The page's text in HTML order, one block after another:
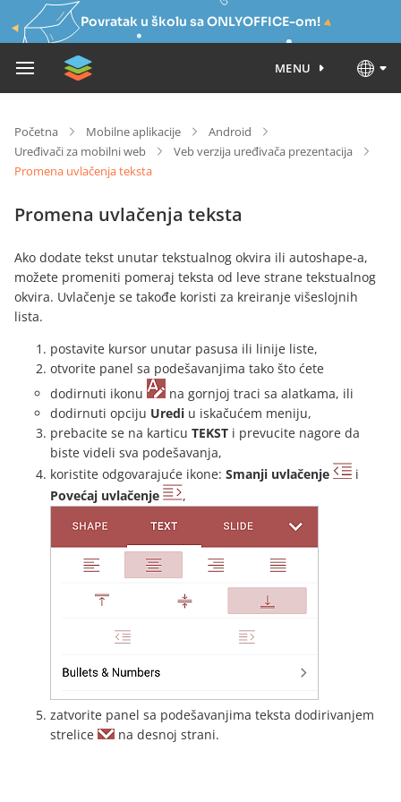
Povratak u školu sa ONLYOFFICE-om!
MENU
Početna Mobilne aplikacije
Android
Uređivači za mobilni web
Veb verzija uređivača prezentacija
Promena uvlačenja teksta
Promena uvlačenja teksta
Ako dodate tekst unutar tekstualnog okvira ili autoshape-a,
možete promeniti pomeraj teksta od leve strane tekstualnog
okvira. Uvlačenje se takođe koristi za kreiranje višeslojnih
lista.
postavite kursor unutar pasusa ili linije liste,
otvorite panel sa podešavanjima tako što ćete
dodirnuti ikonu
na gornjoj traci sa alatkama, ili
dodirnuti opciju Uredi u iskačućem meniju,
prebacite se na karticu TEKST i prevucite nagore da
biste videli sva podešavanja,
koristite odgovarajuće ikone: Smanji uvlačenje
i
Povećaj uvlačenje
,
zatvorite panel sa podešavanjima teksta dodirivanjem
strelice
na desnoj strani.